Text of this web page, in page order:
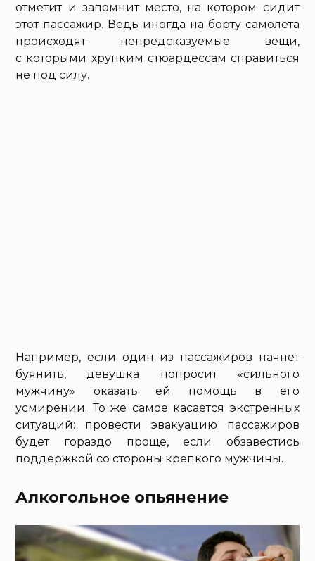
отметит и запомнит место, на котором сидит
этот пассажир. Ведь иногда на борту самолета
происходят непредсказуемые вещи,
с которыми хрупким стюардессам справиться
не под силу.
Например, если один из пассажиров начнет
буянить, девушка попросит «сильного
мужчину» оказать ей помощь в его
усмирении. То же самое касается экстренных
ситуаций: провести эвакуацию пассажиров
будет гораздо проще, если обзавестись
поддержкой со стороны крепкого мужчины.
Алкогольное опьянение